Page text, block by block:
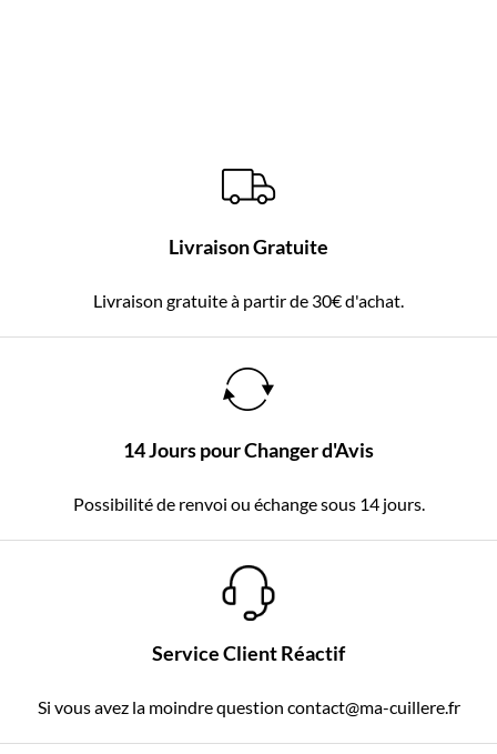
Livraison Gratuite
Livraison gratuite à partir de 30€ d'achat.
14 Jours pour Changer d'Avis
Possibilité de renvoi ou échange sous 14 jours.
Service Client Réactif
Si vous avez la moindre question contact@ma-cuillere.fr